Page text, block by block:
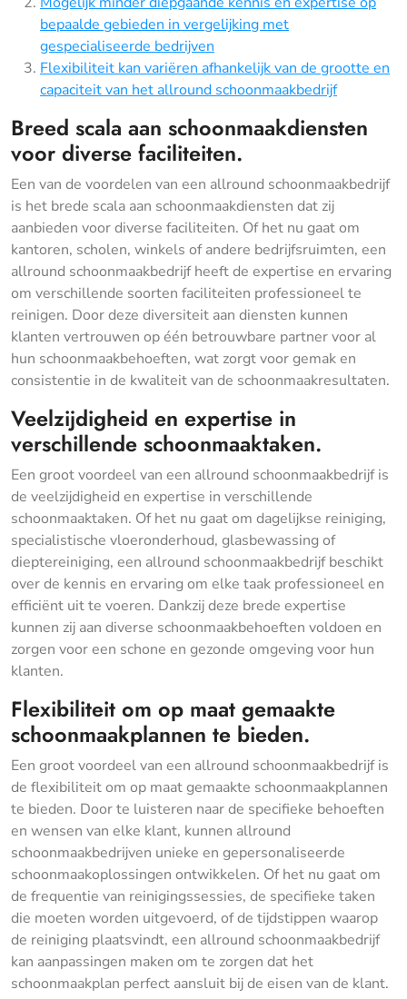
bepaalde gebieden in vergelijking met
gespecialiseerde bedrijven
Flexibiliteit kan variëren afhankelijk van de grootte en
capaciteit van het allround schoonmaakbedrijf
Breed scala aan schoonmaakdiensten
voor diverse faciliteiten.
Een van de voordelen van een allround schoonmaakbedrijf
is het brede scala aan schoonmaakdiensten dat zij
aanbieden voor diverse faciliteiten. Of het nu gaat om
kantoren, scholen, winkels of andere bedrijfsruimten, een
allround schoonmaakbedrijf heeft de expertise en ervaring
om verschillende soorten faciliteiten professioneel te
reinigen. Door deze diversiteit aan diensten kunnen
klanten vertrouwen op één betrouwbare partner voor al
hun schoonmaakbehoeften, wat zorgt voor gemak en
consistentie in de kwaliteit van de schoonmaakresultaten.
Veelzijdigheid en expertise in
verschillende schoonmaaktaken.
Een groot voordeel van een allround schoonmaakbedrijf is
de veelzijdigheid en expertise in verschillende
schoonmaaktaken. Of het nu gaat om dagelijkse reiniging,
specialistische vloeronderhoud, glasbewassing of
dieptereiniging, een allround schoonmaakbedrijf beschikt
over de kennis en ervaring om elke taak professioneel en
efficiënt uit te voeren. Dankzij deze brede expertise
kunnen zij aan diverse schoonmaakbehoeften voldoen en
zorgen voor een schone en gezonde omgeving voor hun
klanten.
Flexibiliteit om op maat gemaakte
schoonmaakplannen te bieden.
Een groot voordeel van een allround schoonmaakbedrijf is
de flexibiliteit om op maat gemaakte schoonmaakplannen
te bieden. Door te luisteren naar de specifieke behoeften
en wensen van elke klant, kunnen allround
schoonmaakbedrijven unieke en gepersonaliseerde
schoonmaakoplossingen ontwikkelen. Of het nu gaat om
de frequentie van reinigingssessies, de specifieke taken
die moeten worden uitgevoerd, of de tijdstippen waarop
de reiniging plaatsvindt, een allround schoonmaakbedrijf
kan aanpassingen maken om te zorgen dat het
schoonmaakplan perfect aansluit bij de eisen van de klant.